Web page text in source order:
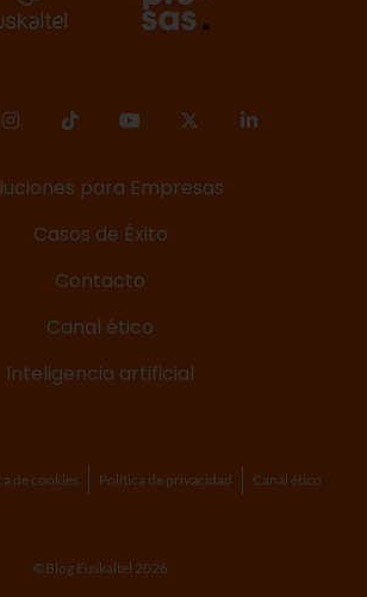
para Empresas
Casos de Éxito
Contacto
Canal ético
Inteligencia artificial
de cookies Política de privacidad Canal ético
©Blog Euskaltel 2026